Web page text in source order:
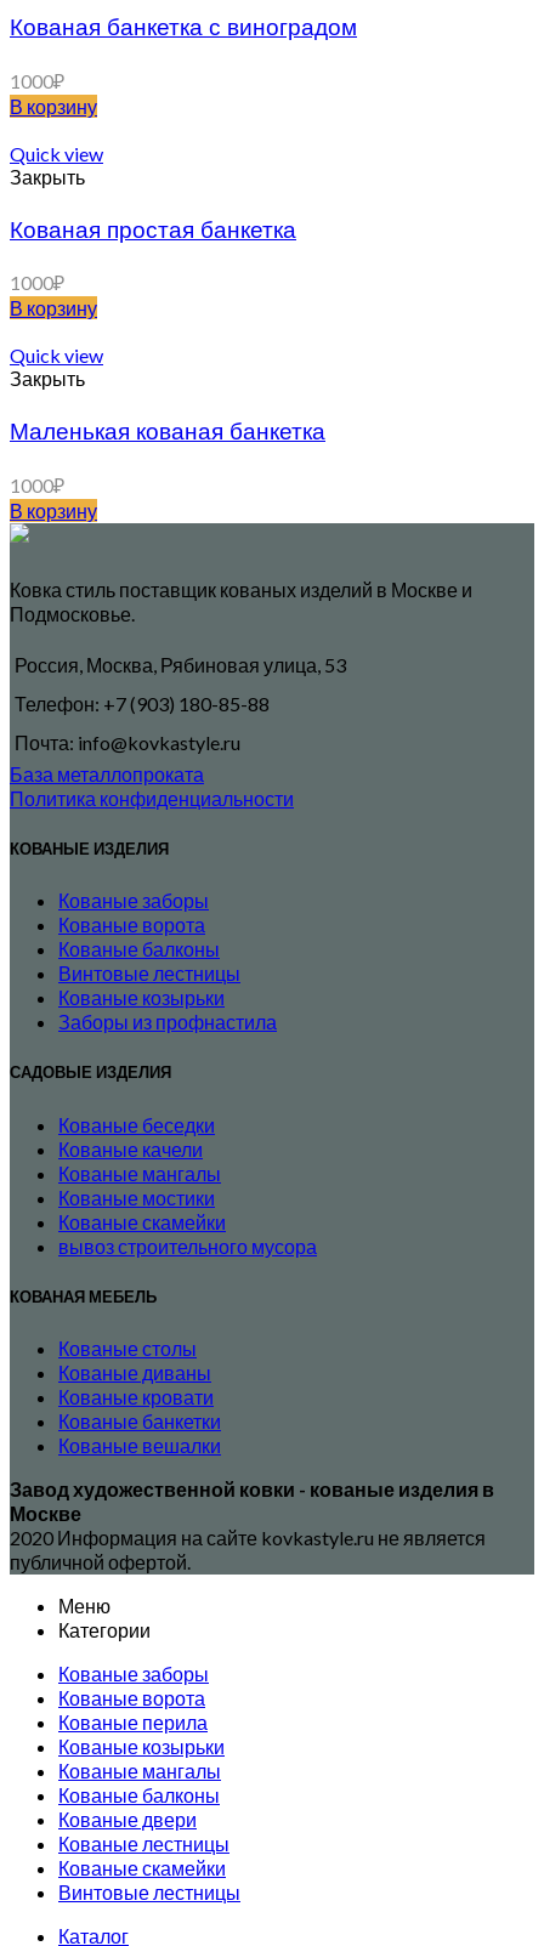
Кованая банкетка с виноградом
1000₽
В корзину
Quick view
Закрыть
Кованая простая банкетка
1000₽
В корзину
Quick view
Закрыть
Маленькая кованая банкетка
1000₽
В корзину
Ковка стиль поставщик кованых изделий в Москве и
Подмосковье.
Россия, Москва, Рябиновая улица, 53
Телефон: +7 (903) 180-85-88
Почта: info@kovkastyle.ru
База металлопроката
Политика конфиденциальности
КОВАНЫЕ ИЗДЕЛИЯ
Кованые заборы
Кованые ворота
Кованые балконы
Винтовые лестницы
Кованые козырьки
Заборы из профнастила
САДОВЫЕ ИЗДЕЛИЯ
Кованые беседки
Кованые качели
Кованые мангалы
Кованые мостики
Кованые скамейки
вывоз строительного мусора
КОВАНАЯ МЕБЕЛЬ
Кованые столы
Кованые диваны
Кованые кровати
Кованые банкетки
Кованые вешалки
Завод художественной ковки - кованые изделия в
Москве
2020 Информация на сайте kovkastyle.ru не является
публичной офертой.
Меню
Категории
Кованые заборы
Кованые ворота
Кованые перила
Кованые козырьки
Кованые мангалы
Кованые балконы
Кованые двери
Кованые лестницы
Кованые скамейки
Винтовые лестницы
Каталог